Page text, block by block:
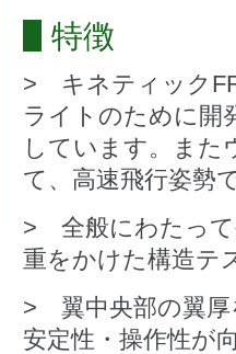
特徴
> キネティック
ライトのために開
しています。また
て、高速飛行姿勢
> 全般にわたって
重をかけた構造テ
> 翼中央部の翼厚
安定性・操作性が